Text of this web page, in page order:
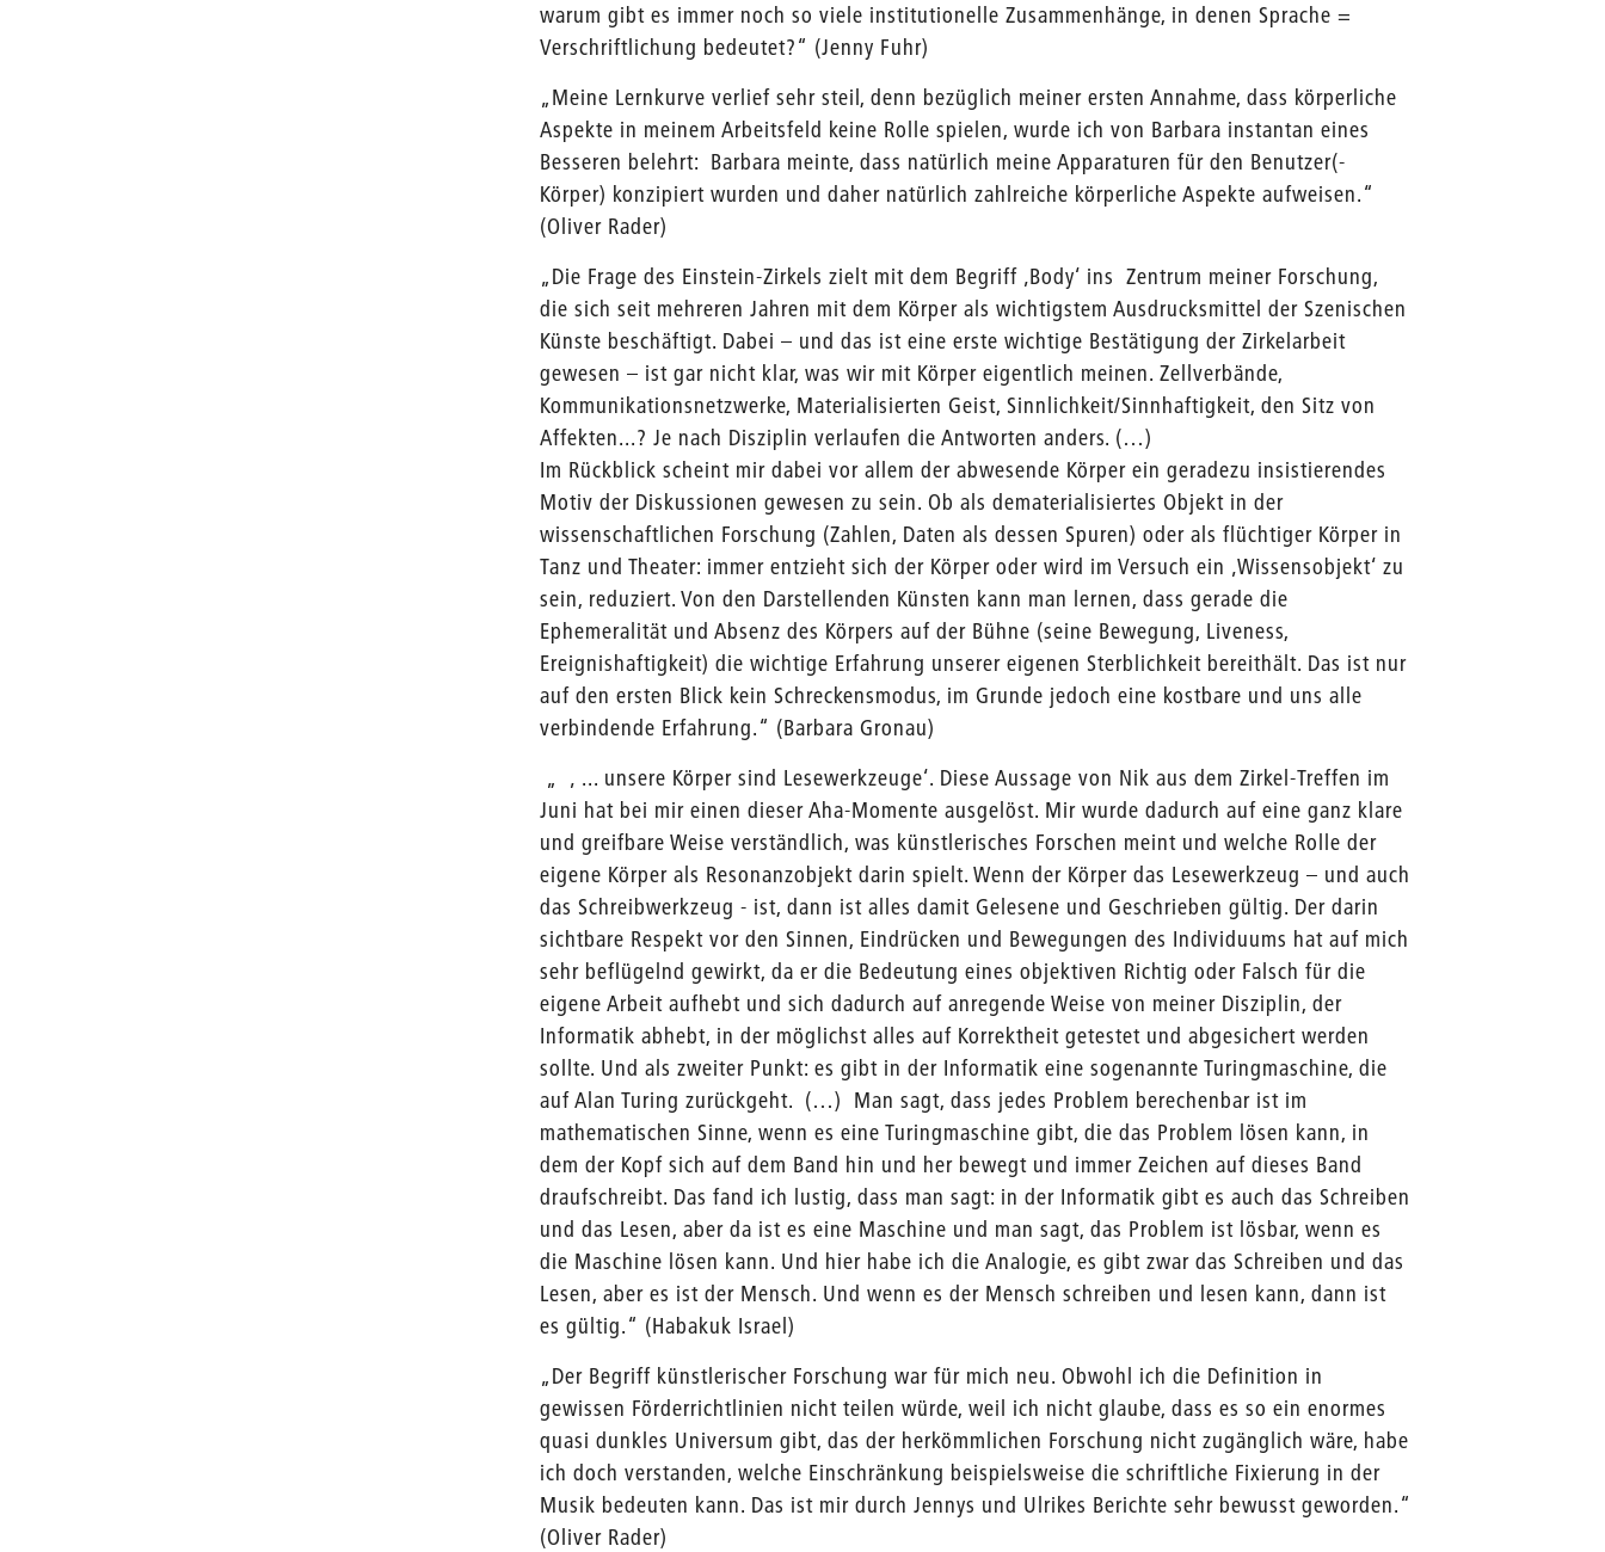
warum gibt es immer noch so viele institutionelle Zusammenhänge, in denen Sprache =
Verschriftlichung bedeutet?“ (Jenny Fuhr)
„Meine Lernkurve verlief sehr steil, denn bezüglich meiner ersten Annahme, dass körperliche
Aspekte in meinem Arbeitsfeld keine Rolle spielen, wurde ich von Barbara instantan eines
Besseren belehrt: Barbara meinte, dass natürlich meine Apparaturen für den Benutzer(-
Körper) konzipiert wurden und daher natürlich zahlreiche körperliche Aspekte aufweisen.“
(Oliver Rader)
„Die Frage des Einstein-Zirkels zielt mit dem Begriff ‚Body‘ ins Zentrum meiner Forschung,
die sich seit mehreren Jahren mit dem Körper als wichtigstem Ausdrucksmittel der Szenischen
Künste beschäftigt. Dabei – und das ist eine erste wichtige Bestätigung der Zirkelarbeit
gewesen – ist gar nicht klar, was wir mit Körper eigentlich meinen. Zellverbände,
Kommunikationsnetzwerke, Materialisierten Geist, Sinnlichkeit/Sinnhaftigkeit, den Sitz von
Affekten...? Je nach Disziplin verlaufen die Antworten anders. (…)
Im Rückblick scheint mir dabei vor allem der abwesende Körper ein geradezu insistierendes
Motiv der Diskussionen gewesen zu sein. Ob als dematerialisiertes Objekt in der
wissenschaftlichen Forschung (Zahlen, Daten als dessen Spuren) oder als flüchtiger Körper in
Tanz und Theater: immer entzieht sich der Körper oder wird im Versuch ein ‚Wissensobjekt‘ zu
sein, reduziert. Von den Darstellenden Künsten kann man lernen, dass gerade die
Ephemeralität und Absenz des Körpers auf der Bühne (seine Bewegung, Liveness,
Ereignishaftigkeit) die wichtige Erfahrung unserer eigenen Sterblichkeit bereithält. Das ist nur
auf den ersten Blick kein Schreckensmodus, im Grunde jedoch eine kostbare und uns alle
verbindende Erfahrung.“ (Barbara Gronau)
„ ‚ ... unsere Körper sind Lesewerkzeuge‘. Diese Aussage von Nik aus dem Zirkel-Treffen im
Juni hat bei mir einen dieser Aha-Momente ausgelöst. Mir wurde dadurch auf eine ganz klare
und greifbare Weise verständlich, was künstlerisches Forschen meint und welche Rolle der
eigene Körper als Resonanzobjekt darin spielt. Wenn der Körper das Lesewerkzeug – und auch
das Schreibwerkzeug - ist, dann ist alles damit Gelesene und Geschrieben gültig. Der darin
sichtbare Respekt vor den Sinnen, Eindrücken und Bewegungen des Individuums hat auf mich
sehr beflügelnd gewirkt, da er die Bedeutung eines objektiven Richtig oder Falsch für die
eigene Arbeit aufhebt und sich dadurch auf anregende Weise von meiner Disziplin, der
Informatik abhebt, in der möglichst alles auf Korrektheit getestet und abgesichert werden
sollte. Und als zweiter Punkt: es gibt in der Informatik eine sogenannte Turingmaschine, die
auf Alan Turing zurückgeht. (…) Man sagt, dass jedes Problem berechenbar ist im
mathematischen Sinne, wenn es eine Turingmaschine gibt, die das Problem lösen kann, in
dem der Kopf sich auf dem Band hin und her bewegt und immer Zeichen auf dieses Band
draufschreibt. Das fand ich lustig, dass man sagt: in der Informatik gibt es auch das Schreiben
und das Lesen, aber da ist es eine Maschine und man sagt, das Problem ist lösbar, wenn es
die Maschine lösen kann. Und hier habe ich die Analogie, es gibt zwar das Schreiben und das
Lesen, aber es ist der Mensch. Und wenn es der Mensch schreiben und lesen kann, dann ist
es gültig.“ (Habakuk Israel)
„Der Begriff künstlerischer Forschung war für mich neu. Obwohl ich die Definition in
gewissen Förderrichtlinien nicht teilen würde, weil ich nicht glaube, dass es so ein enormes
quasi dunkles Universum gibt, das der herkömmlichen Forschung nicht zugänglich wäre, habe
ich doch verstanden, welche Einschränkung beispielsweise die schriftliche Fixierung in der
Musik bedeuten kann. Das ist mir durch Jennys und Ulrikes Berichte sehr bewusst geworden.“
(Oliver Rader)